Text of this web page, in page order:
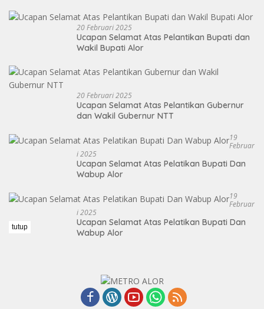
20 Februari 2025
Ucapan Selamat Atas Pelantikan Bupati dan
Wakil Bupati Alor
20 Februari 2025
Ucapan Selamat Atas Pelantikan Gubernur
dan Wakil Gubernur NTT
19
Februar
I 2025
Ucapan Selamat Atas Pelatikan Bupati Dan
Wabup Alor
19
Februar
I 2025
Ucapan Selamat Atas Pelatikan Bupati Dan
Wabup Alor
tutup